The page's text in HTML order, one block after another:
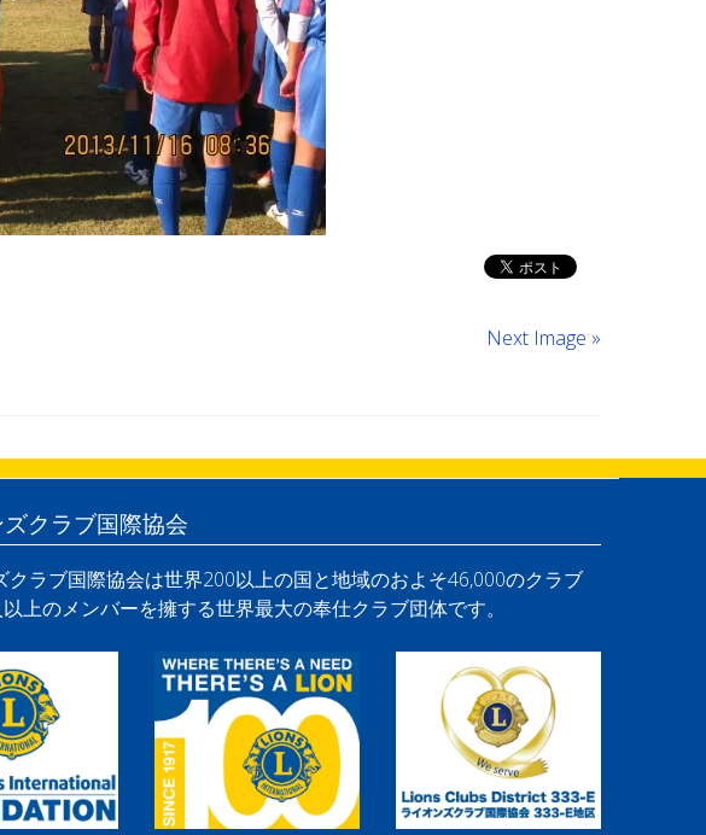
Next Image »
クラブ国際協会
クラブ国際協会は世界200以上の国と地域のおよそ46,000のクラブ
上のメンバーを擁する世界最大の奉仕クラブ団体です。